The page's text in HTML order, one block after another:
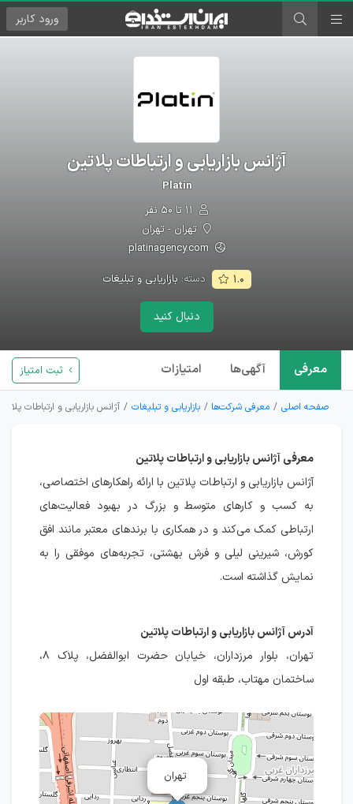
ورود کاربر
آژانس بازاریابی و ارتباطات پلاتین
Platin
تهران - تهران
platinagency.com
۱.۰ دسته:بازاریابی و تبلیغات
دنبال کنید
معرفی آگهی‌ها امتیازات ثبت امتیاز
صفحه اصلی معرفی شرکت‌ها بازاریابی و تبلیغات آژانس بازاریابی و ارتباطات
معرفی آژانس بازاریابی و ارتباطات پلاتین
آژانس بازاریابی و ارتباطات پلاتین با ارائه راهکارهای اختصاصی،
به کسب و کارهای متوسط و بزرگ در بهبود فعالیت‌های
ارتباطی کمک می‌کند و در همکاری با برندهای معتبر مانند افق
کورش، شیرینی لیلی و فرش بهشتی، تجربه‌های موفقی را به
نمایش گذاشته است.
آدرس آژانس بازاریابی و ارتباطات پلاتین
تهران، بلوار مرزداران، خیابان حضرت ابوالفضل، پلاک ۸،
ساختمان مهتاب، طبقه اول
تهران